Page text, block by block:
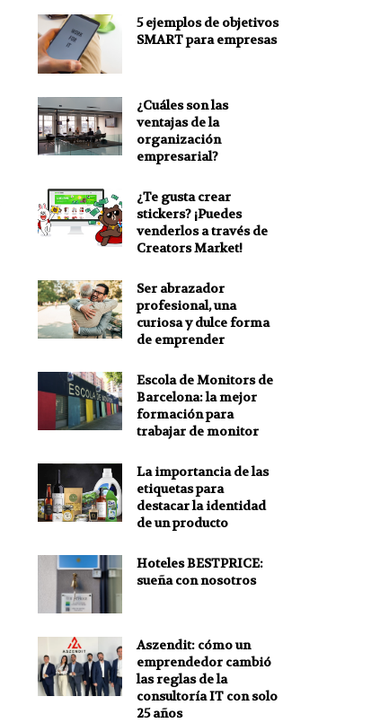
5 ejemplos de objetivos
SMART para empresas
¿Cuáles son las
ventajas de la
organización
empresarial?
¿Te gusta crear
stickers? ¡Puedes
venderlos a través de
Creators Market!
Ser abrazador
profesional, una
curiosa y dulce forma
de emprender
Escola de Monitors de
Barcelona: la mejor
formación para
trabajar de monitor
La importancia de las
etiquetas para
destacar la identidad
de un producto
Hoteles BESTPRICE:
sueña con nosotros
Aszendit: cómo un
emprendedor cambió
las reglas de la
consultoría IT con solo
25 años